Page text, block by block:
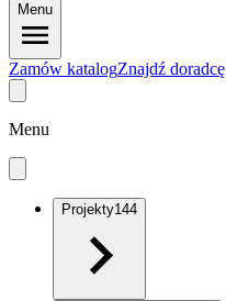
Menu
Zamów katalogZnajdź doradcę
Menu
Projekty144